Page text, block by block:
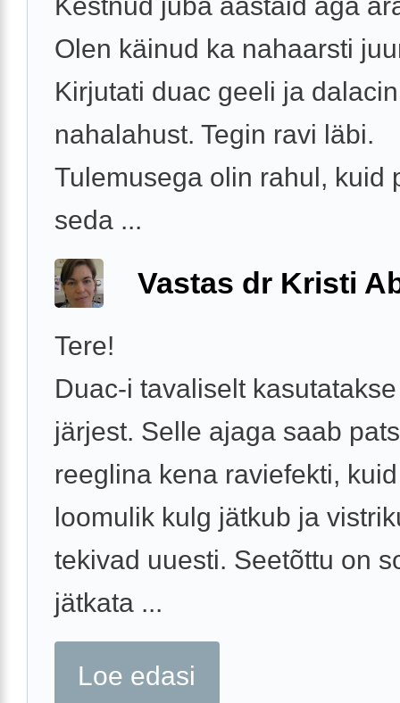
Kestnud juba aastaid aga
Olen käinud ka nahaarsti
Kirjutati duac geeli ja
nahalahust. Tegin ravi läbi.
Tulemusega olin rahul, kuid
seda ...
Vastas dr Kristi
Tere!
Duac-i tavaliselt
järjest. Selle ajaga saab
reeglina kena raviefekti,
loomulik kulg jätkub ja
tekivad uuesti. Seetõttu on
jätkata ...
Loe edasi